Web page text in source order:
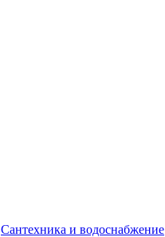
Сантехника и водоснабжение